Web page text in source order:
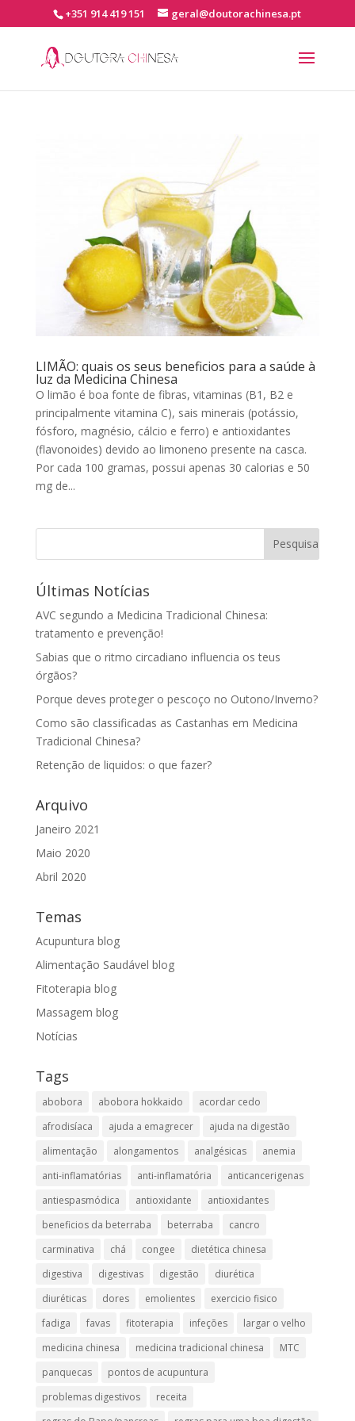
+351 914 419 151 geral@doutorachinesa.pt
LIMÃO: quais os seus beneficios para a saúde à
luz da Medicina Chinesa
O limão é boa fonte de fibras, vitaminas (B1, B2 e
principalmente vitamina C), sais minerais (potássio,
fósforo, magnésio, cálcio e ferro) e antioxidantes
(flavonoides) devido ao limoneno presente na casca.
Por cada 100 gramas, possui apenas 30 calorias e 50
mg de...
Últimas Notícias
AVC segundo a Medicina Tradicional Chinesa:
tratamento e prevenção!
Sabias que o ritmo circadiano influencia os teus
órgãos?
Porque deves proteger o pescoço no Outono/Inverno?
Como são classificadas as Castanhas em Medicina
Tradicional Chinesa?
Retenção de liquidos: o que fazer?
Arquivo
Janeiro 2021
Maio 2020
Abril 2020
Temas
Acupuntura blog
Alimentação Saudável blog
Fitoterapia blog
Massagem blog
Notícias
Tags
abobora abobora hokkaido
acordar cedo
afrodisíaca
ajuda a emagrecer
ajuda na digestão
alimentação
alongamentos analgésicas
anemia
anti-inflamatórias
anti-inflamatória​
anticancerigenas
antiespasmódica
antioxidante
antioxidantes
beneficios da beterraba
beterraba
cancro
carminativa
chá congee
dietética chinesa
digestiva
digestivas digestão
diurética
diuréticas​
dores emolientes
exercicio fisico
fadiga
favas fitoterapia infeções
largar o velho
medicina chinesa
medicina tradicional chinesa
MTC
panquecas
pontos de acupuntura
problemas digestivos
receita